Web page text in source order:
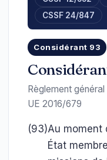
CSSF 24/847
Considérant 93
Règlement
UE 2016/679
(93)Au moment
État